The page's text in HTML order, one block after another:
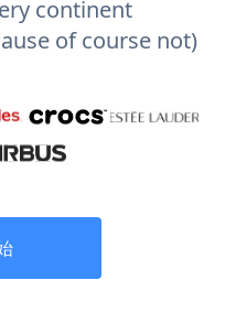
continent
of course not)